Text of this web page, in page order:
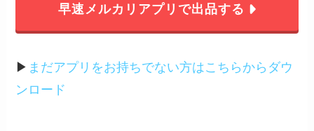
早速メルカリアプリで出品する
▶︎ まだアプリをお持ちでない方はこちらからダウ
ンロード